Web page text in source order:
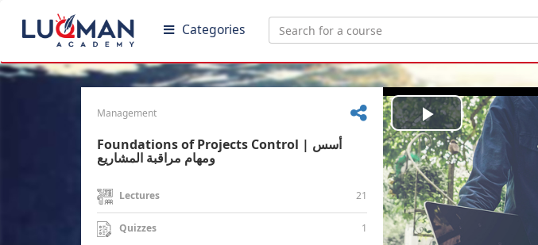
Categories
Management
Foundations of Projects Control | أسس
ومهام مراقبة المشاريع
Lectures 21
Quizzes 1
Play
Video